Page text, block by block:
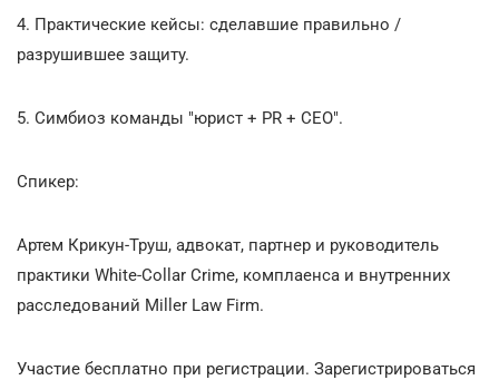
4. Практические кейсы: сделавшие правильно /
разрушившее защиту.
5. Симбиоз команды "юрист + PR + CEO".
Спикер:
Артем Крикун-Труш, адвокат, партнер и руководитель
практики White-Collar Crime, комплаенса и внутренних
расследований Miller Law Firm.
Участие бесплатно при регистрации. Зарегистрироваться